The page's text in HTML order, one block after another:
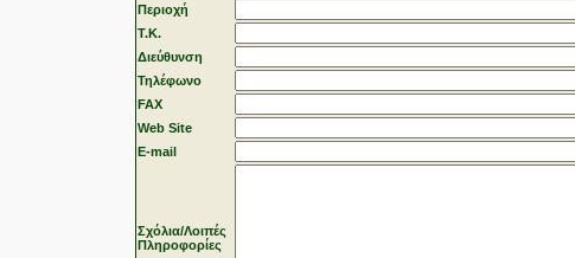
Περιοχή
T.K.
Διεύθυνση
Τηλέφωνo
FAX
Web Site
Ε-mail
Σχόλια/Λοιπές
Πληροφορίες